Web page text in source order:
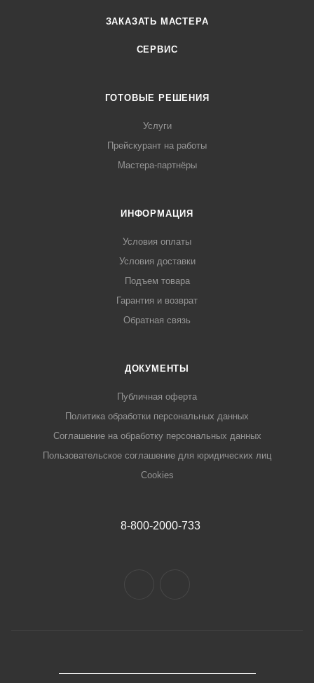
ЗАКАЗАТЬ МАСТЕРА
СЕРВИС
ГОТОВЫЕ РЕШЕНИЯ
Услуги
Прейскурант на работы
Мастера-партнёры
ИНФОРМАЦИЯ
Условия оплаты
Условия доставки
Подъем товара
Гарантия и возврат
Обратная связь
ДОКУМЕНТЫ
Публичная оферта
Политика обработки персональных данных
Соглашение на обработку персональных данных
Пользовательское соглашение для юридических лиц
Cookies
8-800-2000-733